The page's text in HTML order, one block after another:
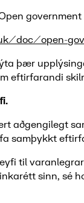
government
doc/open-
þær
eftirfarandi
aðgengilegt
samþykkt
til
sinn, sé